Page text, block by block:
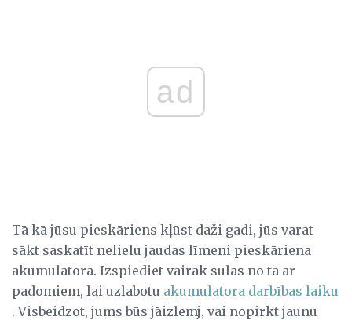
ad
Tā kā jūsu pieskāriens kļūst daži gadi, jūs varat
sākt saskatīt nelielu jaudas līmeni pieskāriena
akumulatorā. Izspiediet vairāk sulas no tā ar
padomiem, lai uzlabotu akumulatora darbības laiku
. Visbeidzot, jums būs jāizlemj, vai nopirkt jaunu